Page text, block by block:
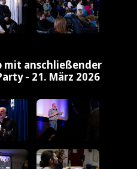
mit anschließender
- 21. März 2026